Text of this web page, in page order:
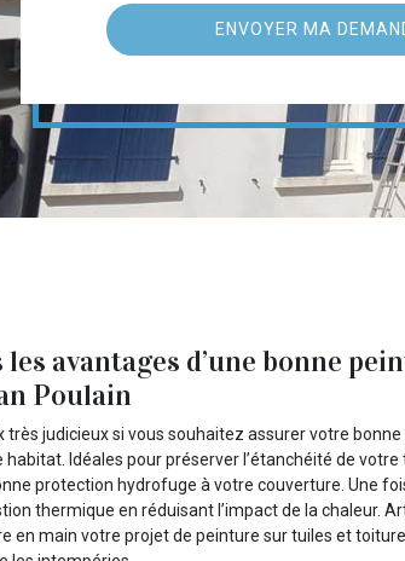
avantages d’une bonne
Poulain
très judicieux si vous souhaitez assurer votre
Idéales pour préserver l’étanchéité de
protection hydrofuge à votre couverture. Une
thermique en réduisant l’impact de la chaleur.
en main votre projet de peinture sur tuiles et